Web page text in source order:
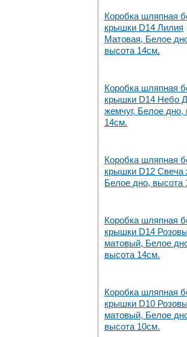
Коробка шляпная
крышки D14 Лилия
Матовая, Белое
высота 14см.
Коробка шляпная
крышки D14 Небо
жемчуг, Белое дно,
14см.
Коробка шляпная
крышки D12 Свеча
Белое дно, высота
Коробка шляпная
крышки D14
матовый, Белое
высота 14см.
Коробка шляпная
крышки D10
матовый, Белое
высота 10см.